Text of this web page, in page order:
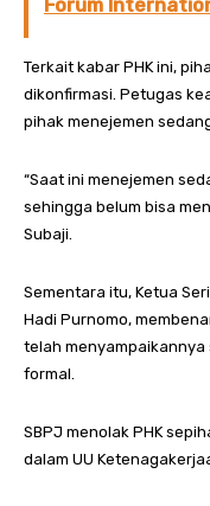
Forum
Terkait kabar PHK ini,
dikonfirmasi. Petugas
pihak menejemen
“Saat ini menejemen
sehingga belum bisa
Subaji.
Sementara itu, Ketua
Hadi Purnomo,
telah
formal.
SBPJ menolak PHK
dalam UU